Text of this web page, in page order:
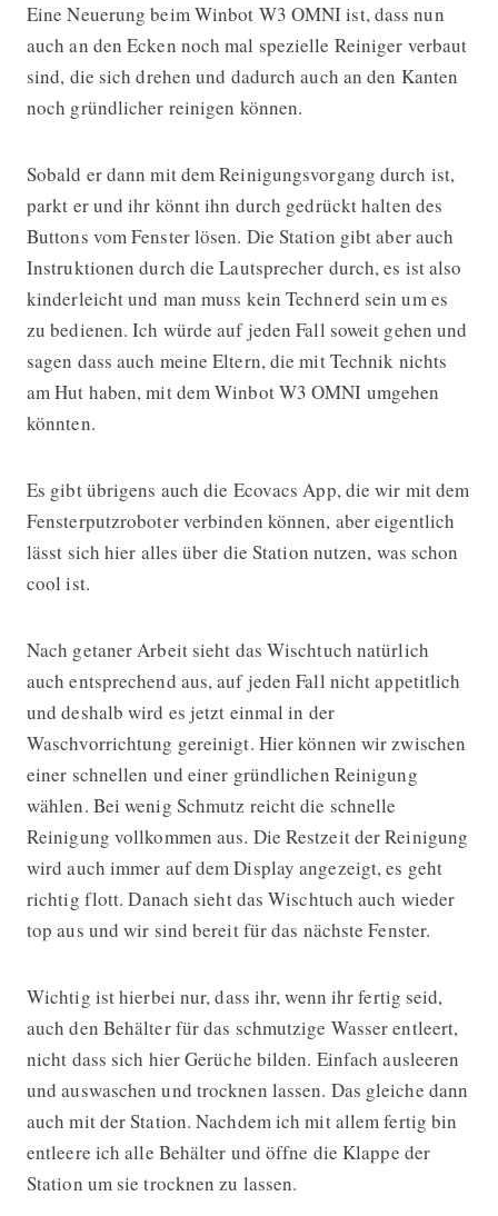
Eine Neuerung beim Winbot W3 OMNI ist, dass nun
auch an den Ecken noch mal spezielle Reiniger verbaut
sind, die sich drehen und dadurch auch an den Kanten
noch gründlicher reinigen können.
Sobald er dann mit dem Reinigungsvorgang durch ist,
parkt er und ihr könnt ihn durch gedrückt halten des
Buttons vom Fenster lösen. Die Station gibt aber auch
Instruktionen durch die Lautsprecher durch, es ist also
kinderleicht und man muss kein Technerd sein um es
zu bedienen. Ich würde auf jeden Fall soweit gehen und
sagen dass auch meine Eltern, die mit Technik nichts
am Hut haben, mit dem Winbot W3 OMNI umgehen
könnten.
Es gibt übrigens auch die Ecovacs App, die wir mit dem
Fensterputzroboter verbinden können, aber eigentlich
lässt sich hier alles über die Station nutzen, was schon
cool ist.
Nach getaner Arbeit sieht das Wischtuch natürlich
auch entsprechend aus, auf jeden Fall nicht appetitlich
und deshalb wird es jetzt einmal in der
Waschvorrichtung gereinigt. Hier können wir zwischen
einer schnellen und einer gründlichen Reinigung
wählen. Bei wenig Schmutz reicht die schnelle
Reinigung vollkommen aus. Die Restzeit der Reinigung
wird auch immer auf dem Display angezeigt, es geht
richtig flott. Danach sieht das Wischtuch auch wieder
top aus und wir sind bereit für das nächste Fenster.
Wichtig ist hierbei nur, dass ihr, wenn ihr fertig seid,
auch den Behälter für das schmutzige Wasser entleert,
nicht dass sich hier Gerüche bilden. Einfach ausleeren
und auswaschen und trocknen lassen. Das gleiche dann
auch mit der Station. Nachdem ich mit allem fertig bin
entleere ich alle Behälter und öffne die Klappe der
Station um sie trocknen zu lassen.